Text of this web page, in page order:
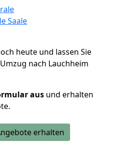
Saale
heute und lassen Sie
nach Lauchheim
aus und erhalten
erhalten